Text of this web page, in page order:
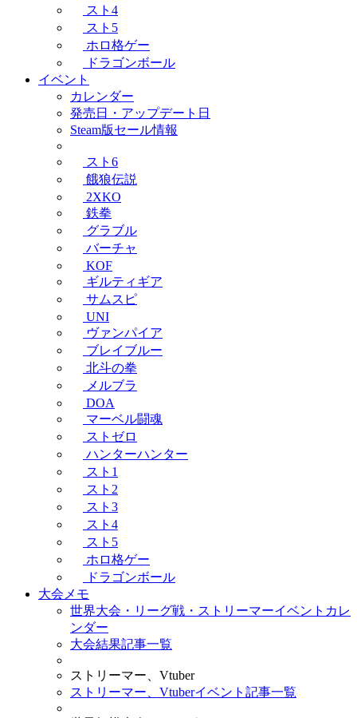
スト4
スト5
ホロ格ゲー
ドラゴンボール
イベント
カレンダー
発売日・アップデート日
Steam版セール情報
スト6
餓狼伝説
2XKO
鉄拳
グラブル
バーチャ
KOF
ギルティギア
サムスピ
UNI
ヴァンパイア
ブレイブルー
北斗の拳
メルブラ
DOA
マーベル闘魂
ストゼロ
ハンターハンター
スト1
スト2
スト3
スト4
スト5
ホロ格ゲー
ドラゴンボール
大会メモ
世界大会・リーグ戦・ストリーマーイベントカレ
ンダー
大会結果記事一覧
ストリーマー、Vtuber
ストリーマー、Vtuberイベント記事一覧